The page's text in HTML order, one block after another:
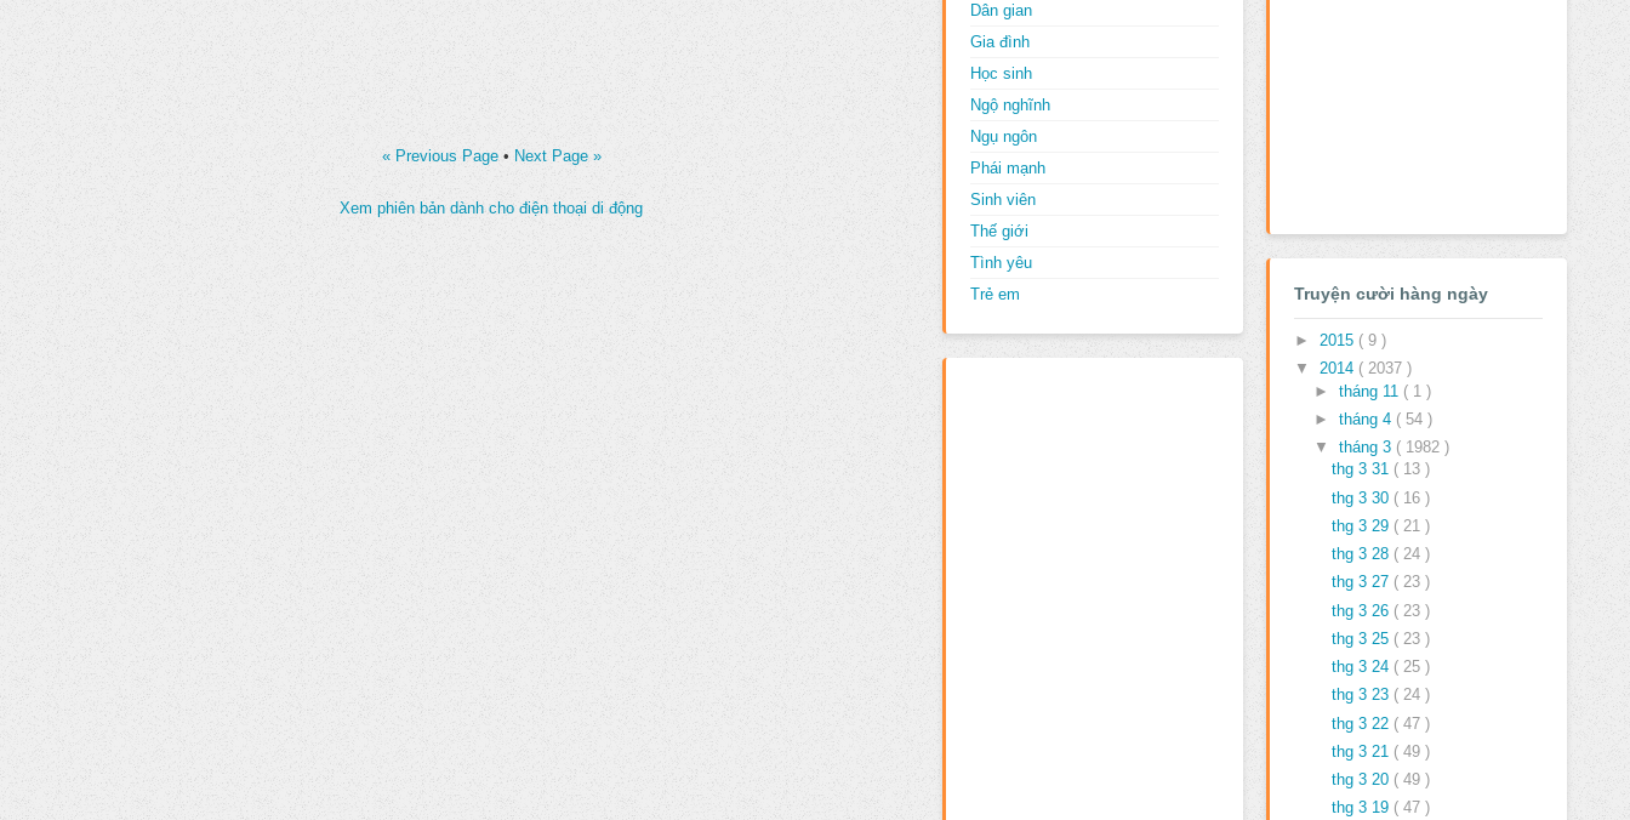
« Previous Page • Next Page »
Xem phiên bản dành cho điện thoại di động
Dân gian
Gia đình
Học sinh
Ngộ nghĩnh
Ngụ ngôn
Phái mạnh
Sinh viên
Thế giới
Tình yêu
Trẻ em
Truyện cười hàng ngày
► 2015 ( 9 )
▼ 2014 ( 2037 )
► tháng 11 ( 1 )
► tháng 4 ( 54 )
▼ tháng 3 ( 1982 )
thg 3 31 ( 13 )
thg 3 30 ( 16 )
thg 3 29 ( 21 )
thg 3 28 ( 24 )
thg 3 27 ( 23 )
thg 3 26 ( 23 )
thg 3 25 ( 23 )
thg 3 24 ( 25 )
thg 3 23 ( 24 )
thg 3 22 ( 47 )
thg 3 21 ( 49 )
thg 3 20 ( 49 )
thg 3 19 ( 47 )